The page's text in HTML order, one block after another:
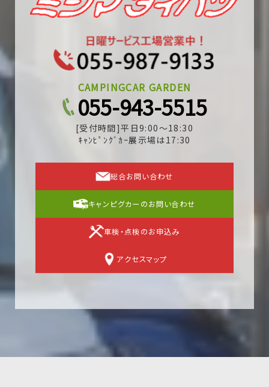
CAMPINGCAR GARDEN
055-943-5515
[受付時間]平日9:00～18:30
ｷｬﾝﾋﾟﾝｸﾞｶｰ展示場は17:30
総合お問い合わせ
キャンピグカーのお問い合わせ
車検・点検のお申込み
アクセスマップ